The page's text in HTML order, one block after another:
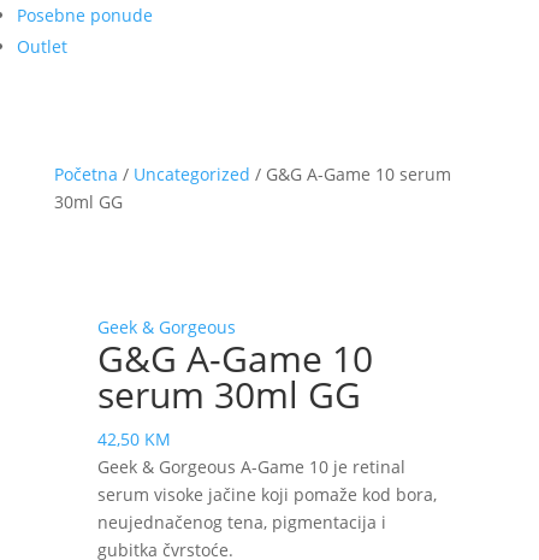
Posebne ponude
Outlet
Početna / Uncategorized / G&G A-Game 10 serum
30ml GG
Geek & Gorgeous
G&G A-Game 10
serum 30ml GG
42,50 KM
Geek & Gorgeous A-Game 10 je retinal
serum visoke jačine koji pomaže kod bora,
neujednačenog tena, pigmentacija i
gubitka čvrstoće.